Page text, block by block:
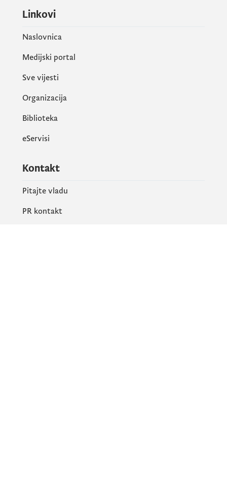
Linkovi
Naslovnica
Medijski portal
Sve vijesti
Organizacija
Biblioteka
eServisi
Kontakt
Pitajte vladu
PR kontakt